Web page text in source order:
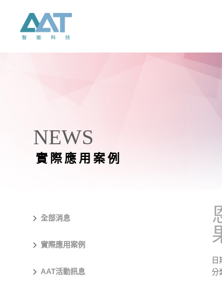
NEWS
實際應用案例
日
分
全部消息
實際應用案例
AAT活動訊息